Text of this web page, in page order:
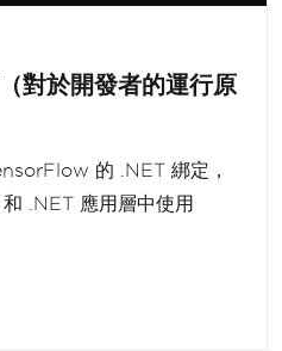
對於開發者的運行原
的 .NET 綁定，
.NET 應用層中使用